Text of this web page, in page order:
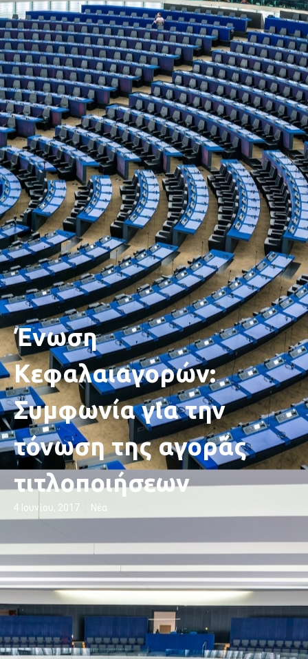
Ένωση
Κεφαλαιαγορών:
Συμφωνία για την
τόνωση της αγοράς
τιτλοποιήσεων
4 Ιουνίου, 2017 Νέα